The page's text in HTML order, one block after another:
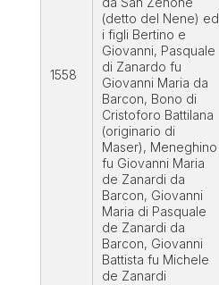
1558
(detto del Nene) ed
i figli Bertino e
Giovanni, Pasquale
di Zanardo fu
Giovanni Maria da
Barcon, Bono di
Cristoforo Battilana
(originario di
Maser), Meneghino
fu Giovanni Maria
de Zanardi da
Barcon, Giovanni
Maria di Pasquale
de Zanardi da
Barcon, Giovanni
Battista fu Michele
de Zanardi